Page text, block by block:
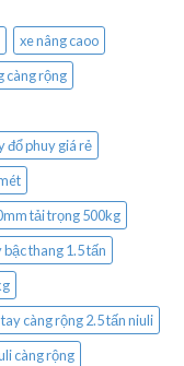
xe nâng caoo
càng rộng
đổ phuy giá rẻ
tải trọng 500kg
bậc thang 1.5 tấn
càng rộng 2.5 tấn niuli
càng rộng